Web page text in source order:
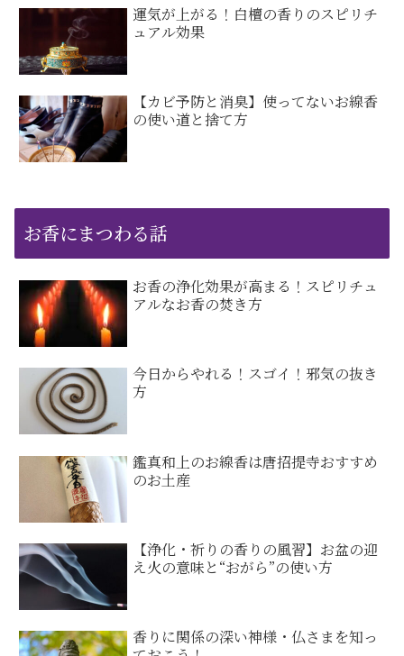
運気が上がる！白檀の香りのスピリチ
ュアル効果
【カビ予防と消臭】使ってないお線香
の使い道と捨て方
お香にまつわる話
お香の浄化効果が高まる！スピリチュ
アルなお香の焚き方
今日からやれる！スゴイ！邪気の抜き
方
鑑真和上のお線香は唐招提寺おすすめ
のお土産
【浄化・祈りの香りの風習】お盆の迎
え火の意味と“おがら”の使い方
香りに関係の深い神様・仏さまを知っ